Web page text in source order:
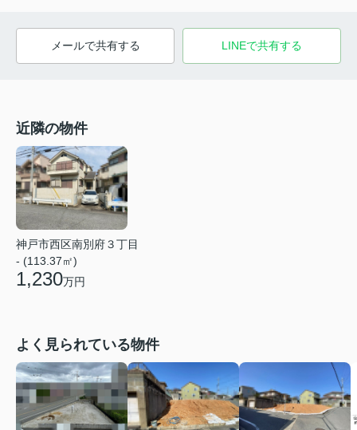
メールで共有する LINEで共有する
近隣の物件
神戸市西区南別府３丁目
- (113.37㎡)
1,230万円
よく見られている物件